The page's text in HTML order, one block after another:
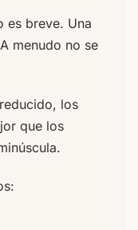
es breve. Una
menudo no se
los
que los